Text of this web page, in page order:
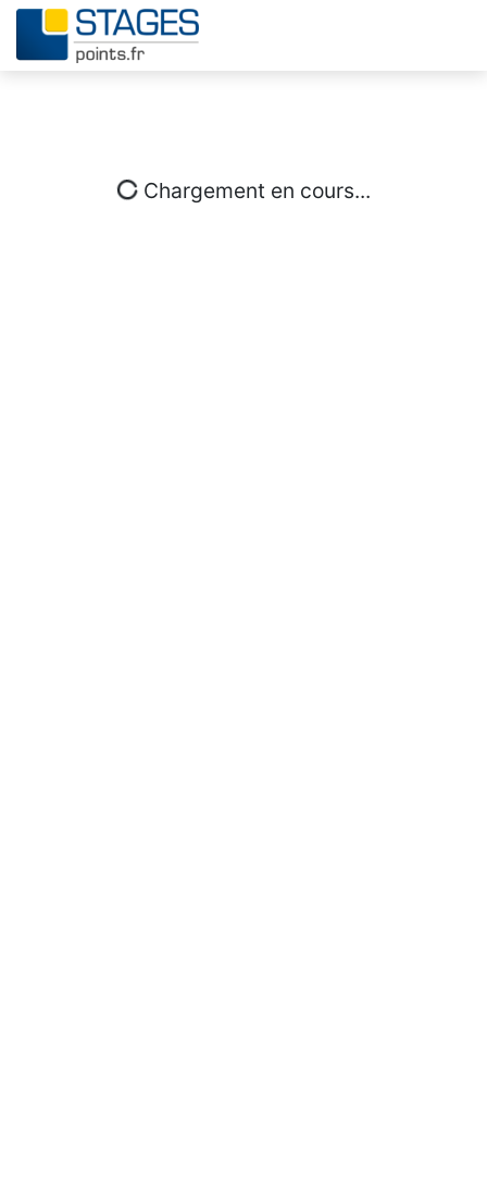
Chargement en cours...